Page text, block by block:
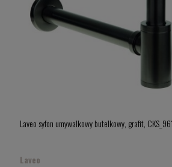
Laveo syfon umywalkowy butelkowy, grafit,
Laveo